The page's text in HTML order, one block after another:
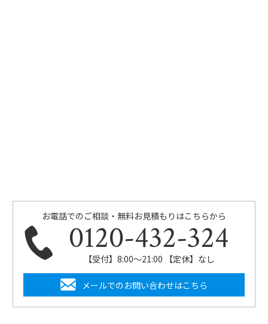
お電話でのご相談・無料お見積もりはこちらから
0120-432-324
【受付】8:00〜21:00 【定休】なし
メールでのお問い合わせはこちら